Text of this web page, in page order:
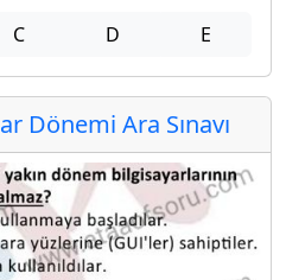
C D E
Dönemi Ara Sınavı